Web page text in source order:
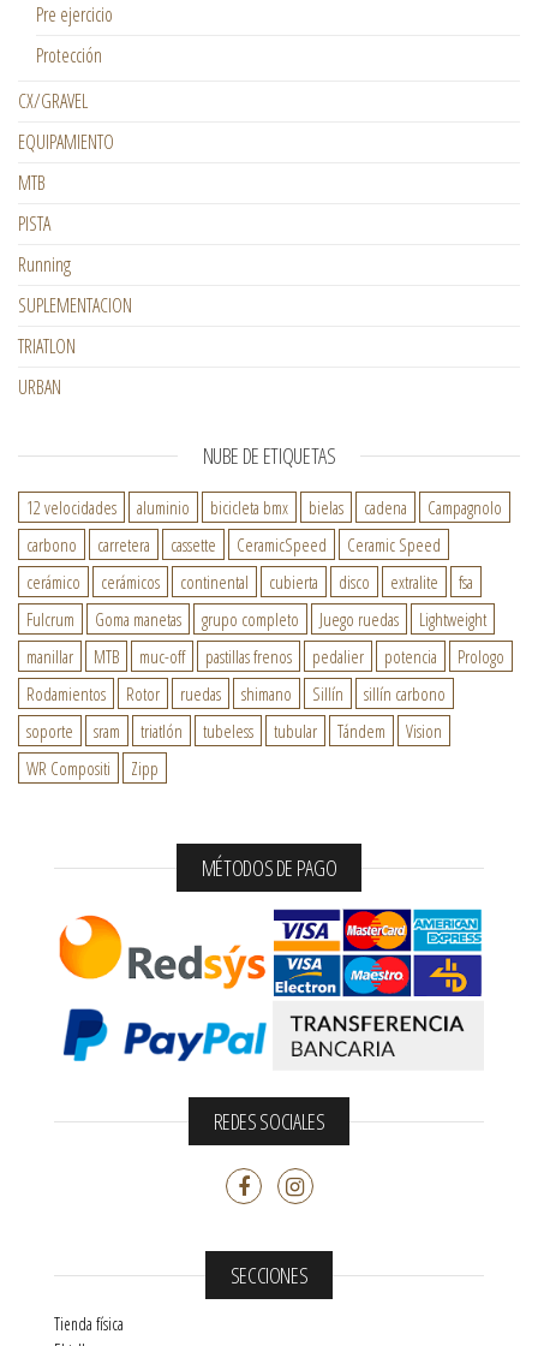
Pre ejercicio
Protección
CX/GRAVEL
EQUIPAMIENTO
MTB
PISTA
Running
SUPLEMENTACION
TRIATLON
URBAN
NUBE DE ETIQUETAS
12 velocidades aluminio bicicleta bmx bielas cadena
Campagnolo
carbono
carretera cassette CeramicSpeed
Ceramic Speed
cerámico
cerámicos continental cubierta disco extralite
fsa
Fulcrum
Goma manetas grupo completo Juego ruedas
Lightweight
manillar
MTB muc-off pastillas frenos pedalier potencia
Prologo
Rodamientos
Rotor ruedas shimano Sillín
sillín carbono
soporte
sram triatlón tubeless tubular Tándem
Vision
WR Compositi
Zipp
MÉTODOS DE PAGO
REDES SOCIALES
SECCIONES
Tienda física